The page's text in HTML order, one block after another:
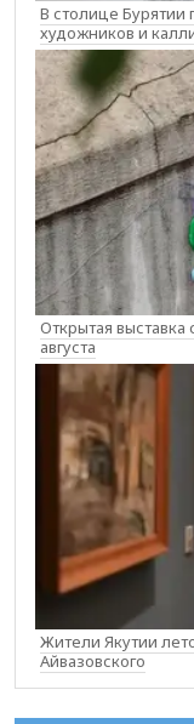
В столице Бурятии
художников и
Открытая выставка
августа
Жители Якутии
Айвазовского